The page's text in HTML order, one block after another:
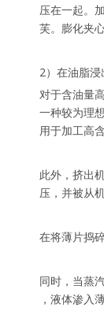
压在一起。
芙。膨化夹
2）在油脂
对于含油量
一种较为理
用于加工高
此外，挤出
压，并被从
在将薄片捣
同时，当蒸
，液体渗入